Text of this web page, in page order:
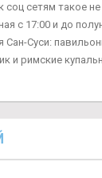
сетям такое
с 17:00 и до
Суси:
и римские